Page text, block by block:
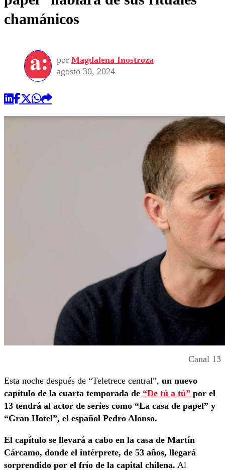
chamánicos
por Magdalena Inostroza
agosto 30, 2024
Canal 13
Esta noche después de “Teletrece central”, un nuevo
capítulo de la cuarta temporada de “De tú a tú” por el
13 tendrá al actor de series como “La casa de papel” y
“Gran Hotel”, el español Pedro Alonso.
El capítulo se llevará a cabo en la casa de Martín
Cárcamo, donde el intérprete, de 53 años, llegará
sorprendido por el frío de la capital chilena. Al